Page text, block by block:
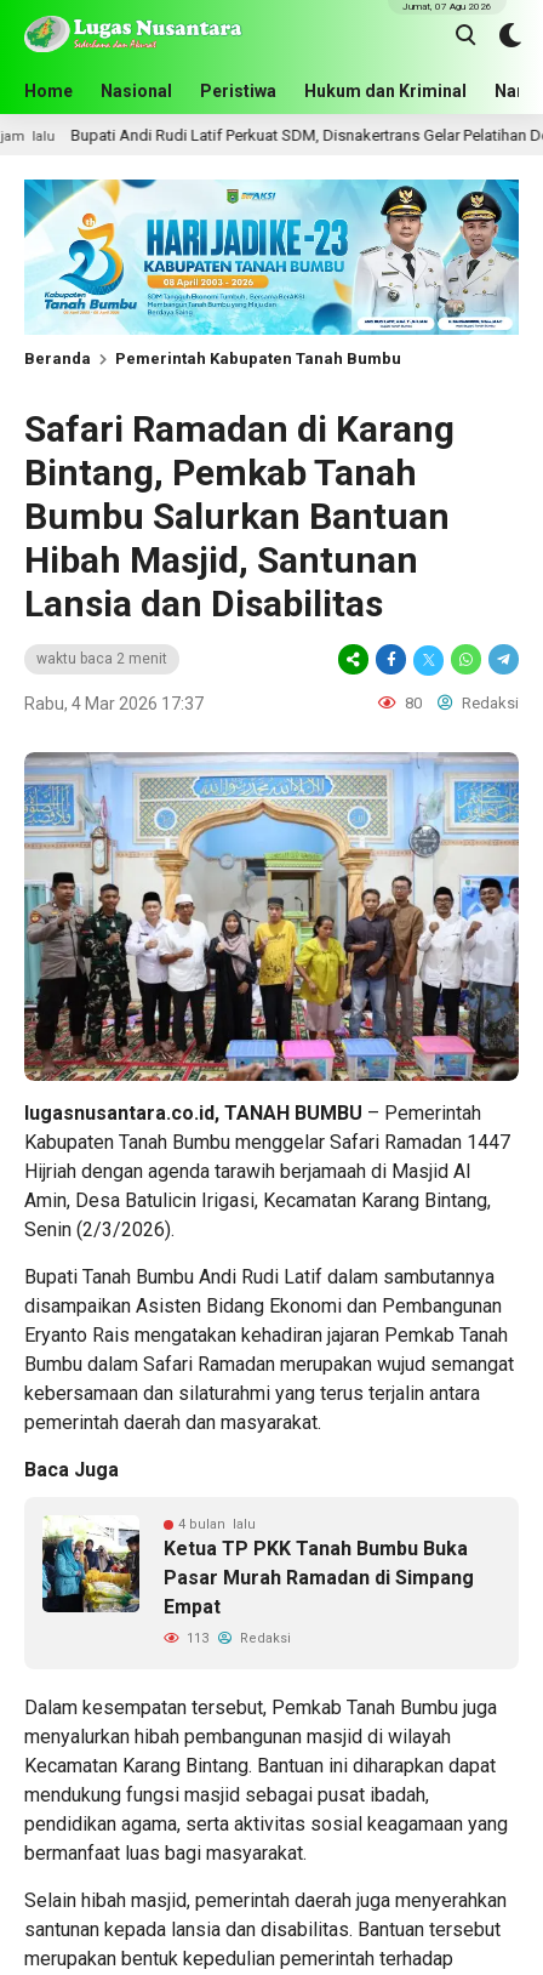
Home Nasional Peristiwa Hukum dan Kriminal
Jumat, 07 Agu 2026
Rudi Latif Perkuat SDM, Disnakertrans Gelar Pelatihan Desain Grafis dan
Beranda Pemerintah Kabupaten Tanah Bumbu
Safari Ramadan di Karang
Bintang, Pemkab Tanah
Bumbu Salurkan Bantuan
Hibah Masjid, Santunan
Lansia dan Disabilitas
waktu baca 2 menit
Rabu, 4 Mar 2026 17:37 80 Redaksi
lugasnusantara.co.id, TANAH BUMBU – Pemerintah
Kabupaten Tanah Bumbu menggelar Safari Ramadan 1447
Hijriah dengan agenda tarawih berjamaah di Masjid Al
Amin, Desa Batulicin Irigasi, Kecamatan Karang Bintang,
Senin (2/3/2026).
Bupati Tanah Bumbu Andi Rudi Latif dalam sambutannya
disampaikan Asisten Bidang Ekonomi dan Pembangunan
Eryanto Rais mengatakan kehadiran jajaran Pemkab Tanah
Bumbu dalam Safari Ramadan merupakan wujud semangat
kebersamaan dan silaturahmi yang terus terjalin antara
pemerintah daerah dan masyarakat.
Baca Juga
4 bulan lalu
Ketua TP PKK Tanah Bumbu Buka
Pasar Murah Ramadan di Simpang
Empat
113 Redaksi
Dalam kesempatan tersebut, Pemkab Tanah Bumbu juga
menyalurkan hibah pembangunan masjid di wilayah
Kecamatan Karang Bintang. Bantuan ini diharapkan dapat
mendukung fungsi masjid sebagai pusat ibadah,
pendidikan agama, serta aktivitas sosial keagamaan yang
bermanfaat luas bagi masyarakat.
Selain hibah masjid, pemerintah daerah juga menyerahkan
santunan kepada lansia dan disabilitas. Bantuan tersebut
merupakan bentuk kepedulian pemerintah terhadap